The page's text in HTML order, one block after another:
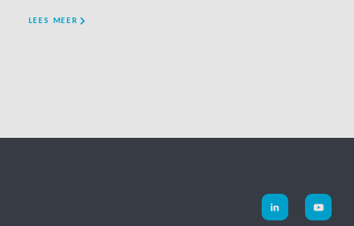
LEES MEER